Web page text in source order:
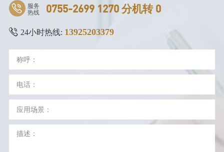
服务
热线 0755-2699 1270 分机转 0
24小时热线: 13925203379